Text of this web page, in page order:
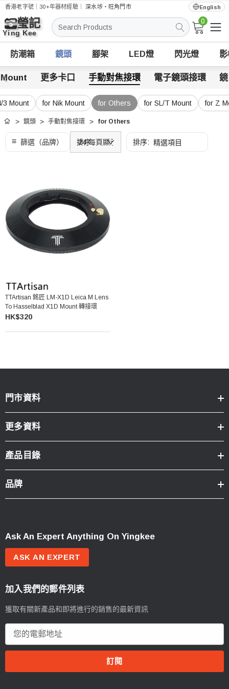
香港老字號｜30+年器材經驗｜深水埗・旺角門市 English
搜
索
0
防潮箱 鏡頭 腳架 LED燈 閃光燈
更多卡口 手動對焦接環 電子鏡頭接環
3 Mount for Nik Mount for Others for SL/T Mount for Z
首頁 鏡頭 手動對焦接環 for Others
TTArtisan 銘匠 LM-X1D Leica M Lens
To Hasselblad X1D Mount 轉接環
HK$320
門市資料
更多資料
產品目錄
品牌
Ask An Expert Anything On Yingkee
ASK AN EXPERT
加入我們的郵件列表
獲取有關新產品和即將進行的銷售的最新資訊
郵